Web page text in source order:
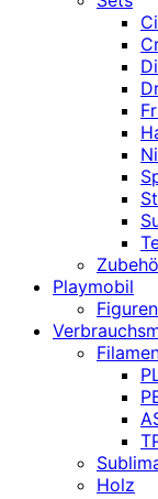
Playmobil
Figuren
Holz